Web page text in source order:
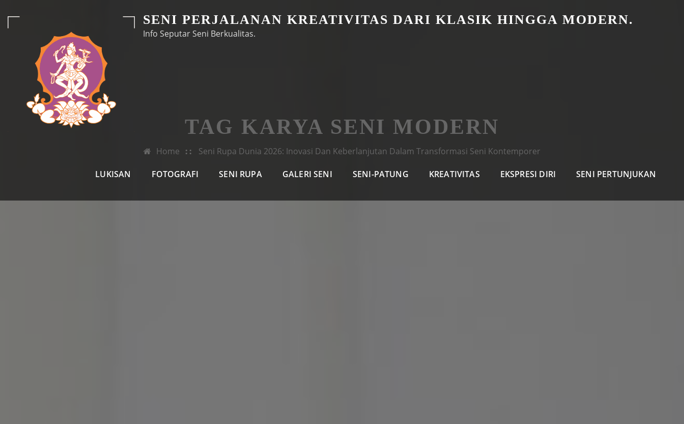
SENI PERJALANAN KREATIVITAS DARI KLASIK HINGGA MODERN.
Info Seputar Seni Berkualitas.
LUKISAN FOTOGRAFI SENI RUPA GALERI SENI SENI-PATUNG KREATIVITAS EKSPRESI DIRI SENI PERTUNJUKAN
TAG KARYA SENI MODERN
Home Seni Rupa Dunia 2026: Inovasi Dan Keberlanjutan Dalam Transformasi Seni Kontemporer